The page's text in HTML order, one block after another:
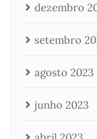
dezembro
setembro
agosto 2023
junho 2023